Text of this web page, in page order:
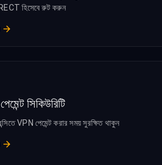
হিসেবে রুট করুন
সিকিউরিটি
VPN পেমেন্ট করার সময় সুরক্ষিত থাকুন